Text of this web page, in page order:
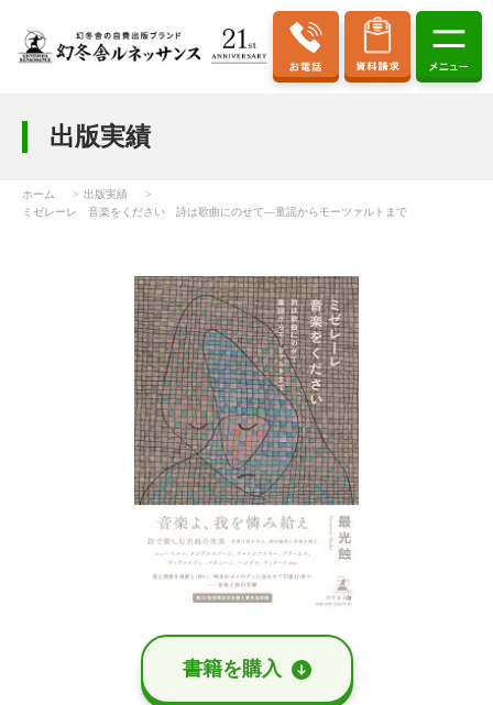
出版実績
ホーム
出版実績
ミゼレーレ 音楽をください 詩は歌曲にのせて―童謡からモーツァルトまで
書籍を購⼊